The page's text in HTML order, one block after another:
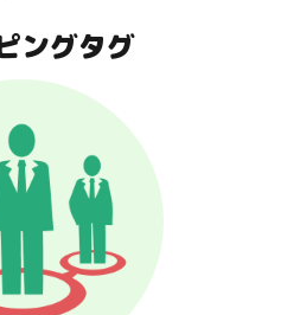
ングタグ